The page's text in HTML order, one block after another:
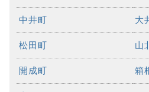
中井町 大
松田町 山
開成町 箱